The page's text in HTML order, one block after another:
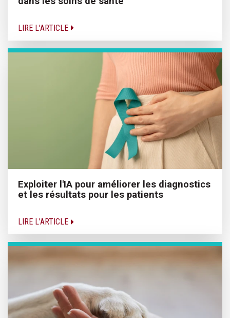
LIRE L'ARTICLE
Exploiter l'IA pour améliorer les diagnostics
et les résultats pour les patients
LIRE L'ARTICLE